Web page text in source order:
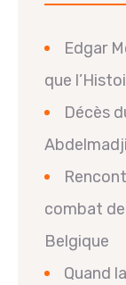
Edgar
que
Décès
combat de
Belgique
Quand